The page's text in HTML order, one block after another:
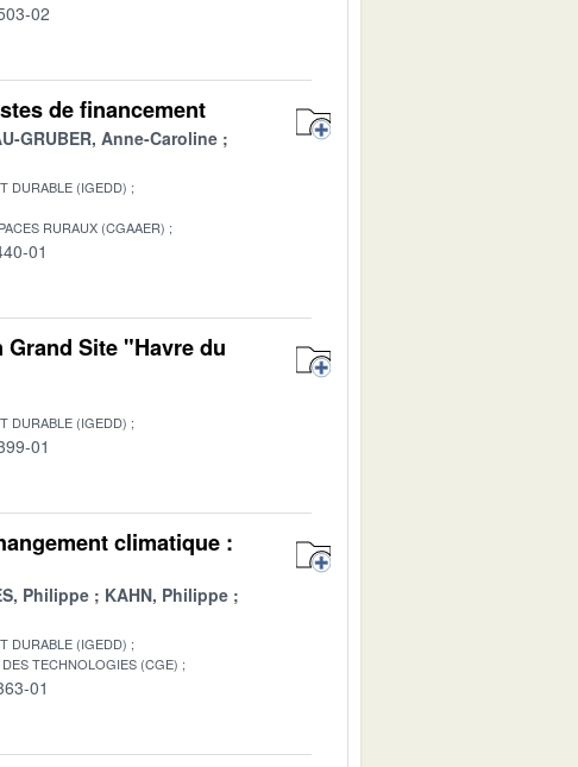
02
de financement
GRUBER, Anne-Caroline
DURABLE (IGEDD)
RURAUX (CGAAER)
01
Site "Havre du
DURABLE (IGEDD)
01
climatique :
Philippe
KAHN, Philippe
DURABLE (IGEDD)
TECHNOLOGIES (CGE)
01